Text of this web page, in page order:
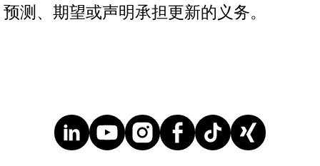
预测、期望或声明承担更新的义务。